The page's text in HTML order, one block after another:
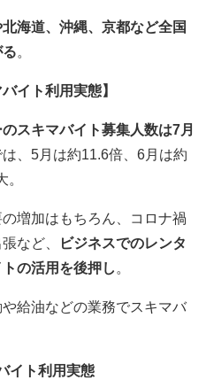
海道、沖縄、京都など全国
。
イト利用実態】
スキマバイト募集人数は7月
、5月は約11.6倍、6月は約
増加はもちろん、コロナ禍
など、
ビジネスでのレンタ
の活用を後押し 。
給油などの業務でスキマバ
イト利用実態